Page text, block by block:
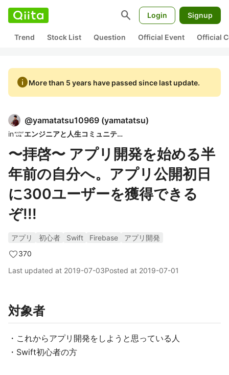
search Login Signup
Trend Stock List Question Official Event Official
infoMore than 5 years have passed since last update.
@yamatatsu10969 (yamatatsu)
in エンジニアと人生コミュニティ
〜拝啓〜 アプリ開発を始める半
年前の自分へ。アプリ公開初日
に300ユーザーを獲得できる
ぞ!!!
アプリ 初心者 Swift Firebase
アプリ開発
370
Last updated at 2019-07-03Posted at 2019-07-01
対象者
・これからアプリ開発をしようと思っている人
・Swift初心者の方